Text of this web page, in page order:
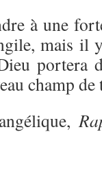
à une
mais il
portera
champ